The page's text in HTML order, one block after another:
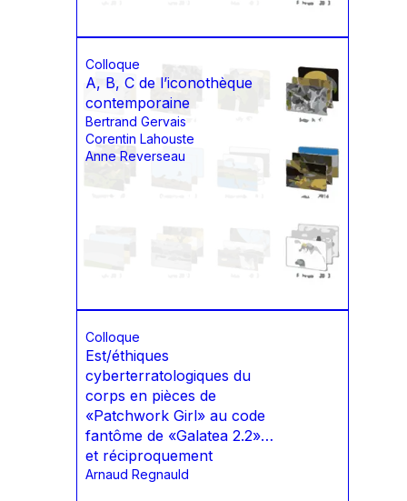
Colloque
A, B, C de l’iconothèque
contemporaine
Bertrand Gervais
Corentin Lahouste
Anne Reverseau
Colloque
Est/éthiques
cyberterratologiques du
corps en pièces de
«Patchwork Girl» au code
fantôme de «Galatea 2.2»…
et réciproquement
Arnaud Regnauld